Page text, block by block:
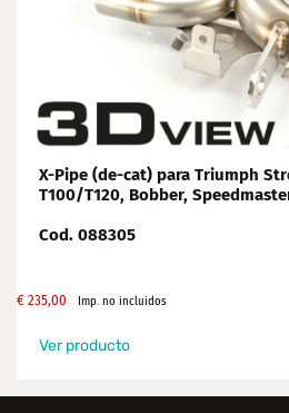
X-Pipe (de-cat) para Triumph
T100/T120, Bobber,
Cod. 088305
€ 235,00 Imp. no incluidos
Ver producto